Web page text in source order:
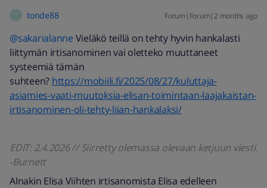
tonde88 Forum|Forum|2 months ago
@sakarialanne Vieläkö teillä on tehty hyvin hankalasti
liittymän irtisanominen vai oletteko muuttaneet
systeemiä tämän
suhteen? https://mobiili.fi/2025/08/27/kuluttaja-
asiamies-vaati-muutoksia-elisan-toimintaan-laajakaistan-
irtisanominen-oli-tehty-liian-hankalaksi/
EDIT: 2.4.2026 // Siirretty olemassa olevaan ketjuun viesti.
-Burnett
AInakin Elisa Viihten irtisanomista Elisa edelleen